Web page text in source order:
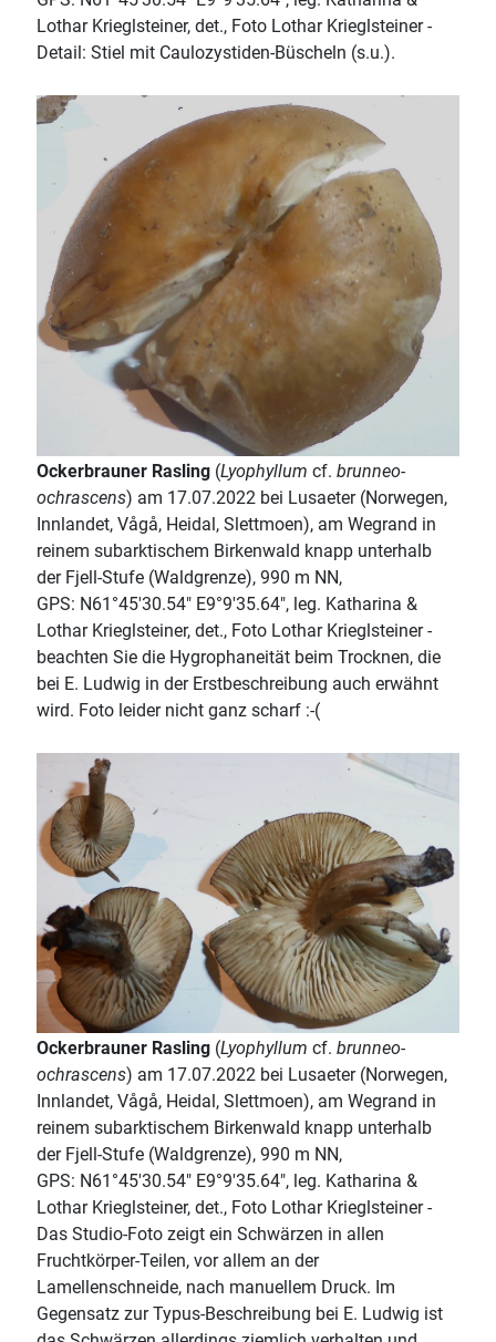
Lothar Krieglsteiner, det., Foto Lothar Krieglsteiner -
Detail: Stiel mit Caulozystiden-Büscheln (s.u.).
Ockerbrauner Rasling (Lyophyllum cf. brunneo-
ochrascens) am 17.07.2022 bei Lusaeter (Norwegen,
Innlandet, Vågå, Heidal, Slettmoen), am Wegrand in
reinem subarktischem Birkenwald knapp unterhalb
der Fjell-Stufe (Waldgrenze), 990 m NN,
GPS: N61°45'30.54" E9°9'35.64", leg. Katharina &
Lothar Krieglsteiner, det., Foto Lothar Krieglsteiner -
beachten Sie die Hygrophaneität beim Trocknen, die
bei E. Ludwig in der Erstbeschreibung auch erwähnt
wird. Foto leider nicht ganz scharf :-(
Ockerbrauner Rasling (Lyophyllum cf. brunneo-
ochrascens) am 17.07.2022 bei Lusaeter (Norwegen,
Innlandet, Vågå, Heidal, Slettmoen), am Wegrand in
reinem subarktischem Birkenwald knapp unterhalb
der Fjell-Stufe (Waldgrenze), 990 m NN,
GPS: N61°45'30.54" E9°9'35.64", leg. Katharina &
Lothar Krieglsteiner, det., Foto Lothar Krieglsteiner -
Das Studio-Foto zeigt ein Schwärzen in allen
Fruchtkörper-Teilen, vor allem an der
Lamellenschneide, nach manuellem Druck. Im
Gegensatz zur Typus-Beschreibung bei E. Ludwig ist